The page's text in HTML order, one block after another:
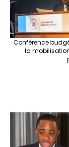
Conférence
la